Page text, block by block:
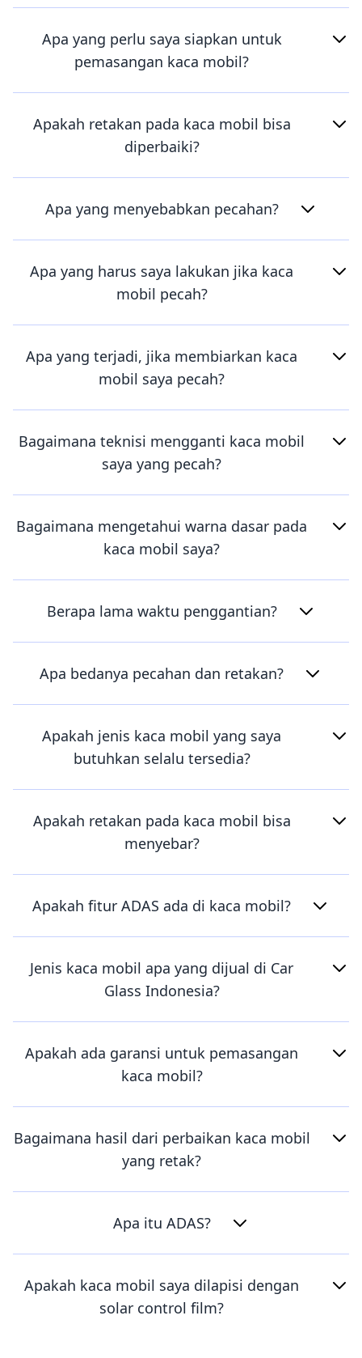
Apa yang perlu saya siapkan untuk
pemasangan kaca mobil?
Apakah retakan pada kaca mobil bisa
diperbaiki?
Apa yang menyebabkan pecahan?
Apa yang harus saya lakukan jika kaca
mobil pecah?
Apa yang terjadi, jika membiarkan kaca
mobil saya pecah?
Bagaimana teknisi mengganti kaca mobil
saya yang pecah?
Bagaimana mengetahui warna dasar pada
kaca mobil saya?
Berapa lama waktu penggantian?
Apa bedanya pecahan dan retakan?
Apakah jenis kaca mobil yang saya
butuhkan selalu tersedia?
Apakah retakan pada kaca mobil bisa
menyebar?
Apakah fitur ADAS ada di kaca mobil?
Jenis kaca mobil apa yang dijual di Car
Glass Indonesia?
Apakah ada garansi untuk pemasangan
kaca mobil?
Bagaimana hasil dari perbaikan kaca mobil
yang retak?
Apa itu ADAS?
Apakah kaca mobil saya dilapisi dengan
solar control film?